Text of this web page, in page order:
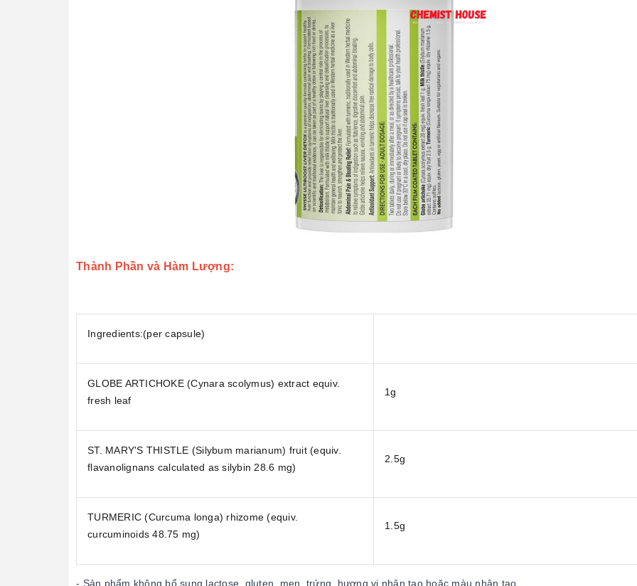
Thành Phần và Hàm Lượng:
Ingredients:(per capsule)
GLOBE ARTICHOKE (Cynara scolymus) extract equiv.
fresh leaf
1g
ST. MARY'S THISTLE (Silybum marianum) fruit (equiv.
flavanolignans calculated as silybin 28.6 mg)
2.5g
TURMERIC (Curcuma longa) rhizome (equiv.
curcuminoids 48.75 mg)
1.5g
- Sản phẩm không bổ sung lactose, gluten, men, trứng, hương vị nhân tạo hoặc màu nhân tạo.